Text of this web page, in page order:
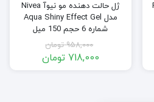
شامپو محافظ کراتینه تاپ کندی
TOP CANDY حجم 800 میل Top
Candy Keratin shampoo 800
ml
1,368,000 تومان
1,254,000 تومان